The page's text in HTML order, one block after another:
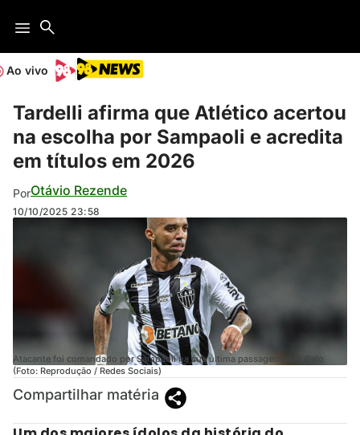
Ao vivo
Tardelli afirma que Atlético acertou
na escolha por Sampaoli e acredita
em títulos em 2026
PorOtávio Rezende
10/10/2025 23:58
Atacante foi comandado por Sampaoli na sua última passagem pelo Galo
(Foto: Reprodução / Redes Sociais)
Compartilhar matéria